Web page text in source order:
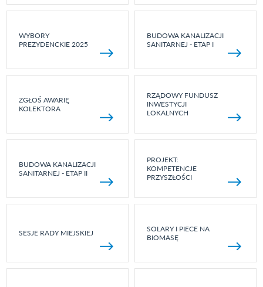
WYBORY
PREZYDENCKIE 2025
BUDOWA KANALIZACJI
SANITARNEJ - ETAP I
ZGŁOŚ AWARIĘ
KOLEKTORA
RZĄDOWY FUNDUSZ
INWESTYCJI
LOKALNYCH
BUDOWA KANALIZACJI
SANITARNEJ - ETAP II
PROJEKT:
KOMPETENCJE
PRZYSZŁOŚCI
SESJE RADY MIEJSKIEJ
SOLARY I PIECE NA
BIOMASĘ